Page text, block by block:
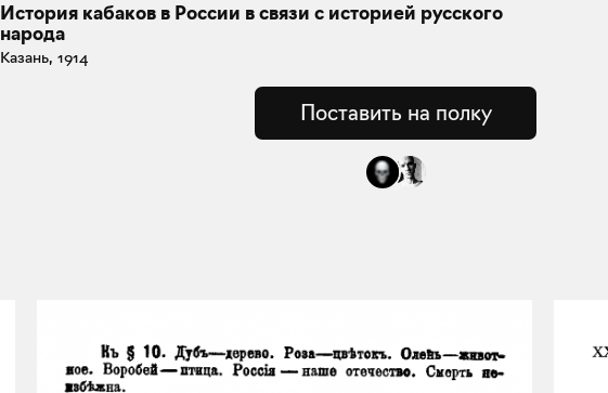
История кабаков в России в связи с историей русского
народа
Казань, 1914
Поставить на полку